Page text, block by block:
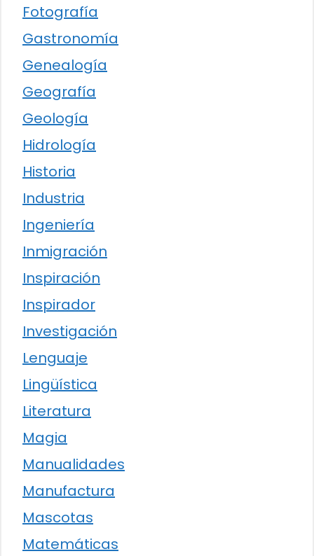
Fotografía
Gastronomía
Genealogía
Geografía
Geología
Hidrología
Historia
Industria
Ingeniería
Inmigración
Inspiración
Inspirador
Investigación
Lenguaje
Lingüística
Literatura
Magia
Manualidades
Manufactura
Mascotas
Matemáticas